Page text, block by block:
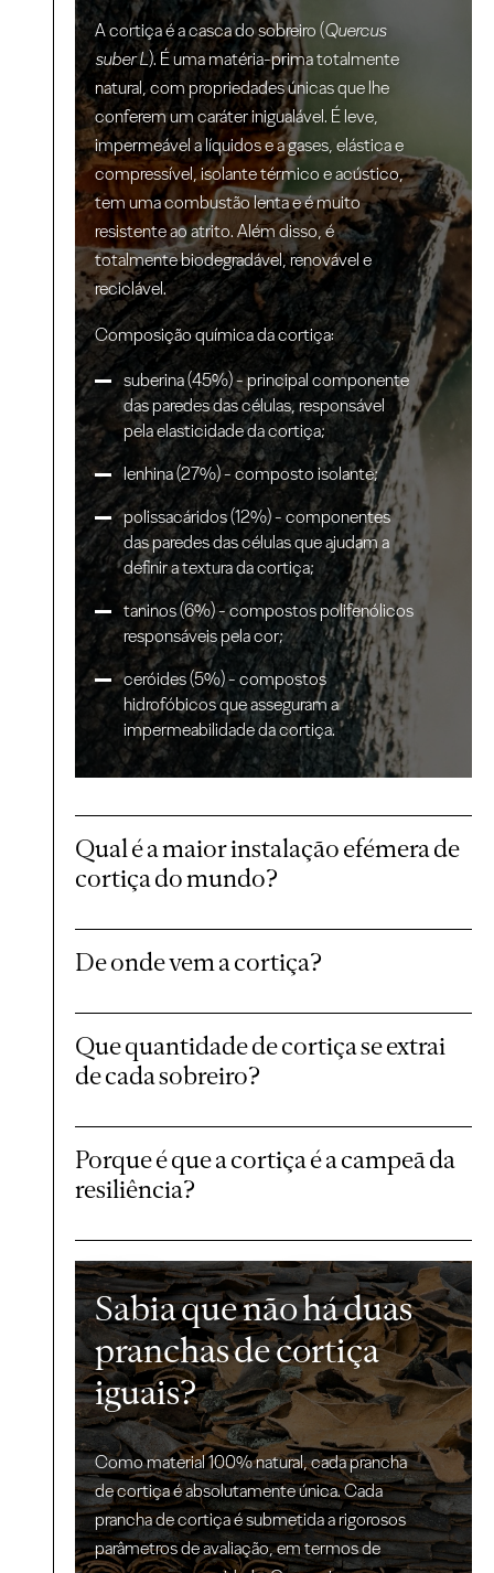
A cortiça é a casca do sobreiro (Quercus
suber L). É uma matéria-prima totalmente
natural, com propriedades únicas que lhe
conferem um caráter inigualável. É leve,
impermeável a líquidos e a gases, elástica e
compressível, isolante térmico e acústico,
tem uma combustão lenta e é muito
resistente ao atrito. Além disso, é
totalmente biodegradável, renovável e
reciclável.
Composição química da cortiça:
suberina (45%) - principal componente
das paredes das células, responsável
pela elasticidade da cortiça;
lenhina (27%) - composto isolante;
polissacáridos (12%) - componentes
das paredes das células que ajudam a
definir a textura da cortiça;
taninos (6%) - compostos polifenólicos
responsáveis pela cor;
ceróides (5%) - compostos
hidrofóbicos que asseguram a
impermeabilidade da cortiça.
Qual é a maior instalação efémera de
cortiça do mundo?
De onde vem a cortiça?
Que quantidade de cortiça se extrai
de cada sobreiro?
Porque é que a cortiça é a campeã da
resiliência?
Sabia que não há duas
pranchas de cortiça
iguais?
Como material 100% natural, cada prancha
de cortiça é absolutamente única. Cada
prancha de cortiça é submetida a rigorosos
parâmetros de avaliação, em termos de